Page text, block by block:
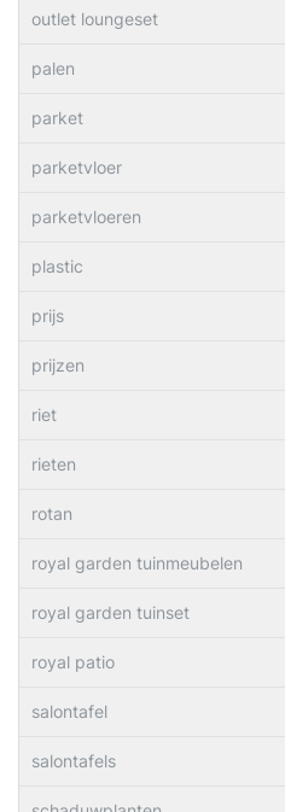
outlet loungeset
palen
parket
parketvloer
parketvloeren
plastic
prijs
prijzen
riet
rieten
rotan
royal garden tuinmeubelen
royal garden tuinset
royal patio
salontafel
salontafels